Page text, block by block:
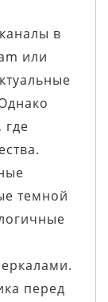
в
или
где
темной
перед